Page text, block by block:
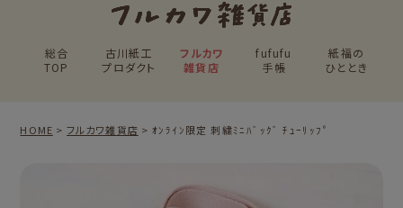
総合
TOP
古川紙工
プロダクト
フルカワ
雑貨店
fufufu
手帳
紙福の
ひととき
HOME フルカワ雑貨店 ｵﾝﾗｲﾝ限定 刺繍ﾐﾆﾊﾞｯｸﾞ ﾁｭｰﾘｯﾌﾟ